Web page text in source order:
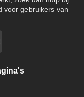
voor gebruikers van